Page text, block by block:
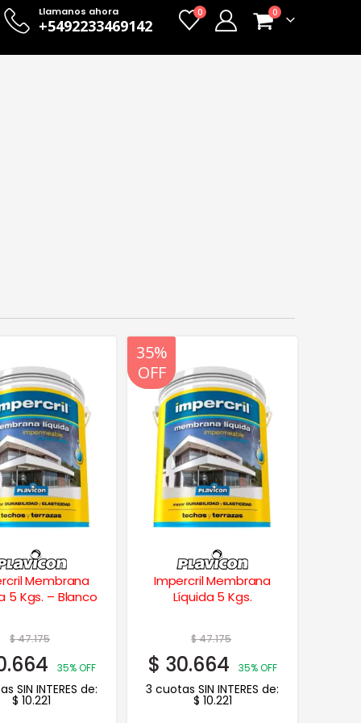
Llamanos ahora
+5492233469142
0 0
Membrana
5 Kgs. – Blanco
$47.175
35% OFF
SIN INTERES de:
$ 10.221
20%
OFF
35%
OFF
Impercril Membrana
Líquida 5 Kgs.
$47.175
$ 30.664 35% OFF
3 cuotas SIN INTERES de:
$ 10.221